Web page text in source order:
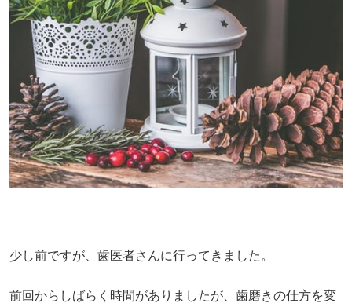
少し前ですが、歯医者さんに行ってきました。
前回からしばらく時間がありましたが、歯磨きの仕方を変